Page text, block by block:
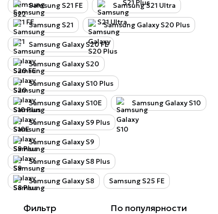
Samsung S21 FE Samsung S21 Ultra
Samsung S21 Samsung Galaxy S20 Plus
Samsung Galaxy S20 FE
Samsung Galaxy S20
Samsung Galaxy S10 Plus
Samsung Galaxy S10E Samsung Galaxy S10
Samsung Galaxy S9 Plus
Samsung Galaxy S9
Samsung Galaxy S8 Plus
Samsung Galaxy S8 Samsung S25 FE
Фильтр По популярности